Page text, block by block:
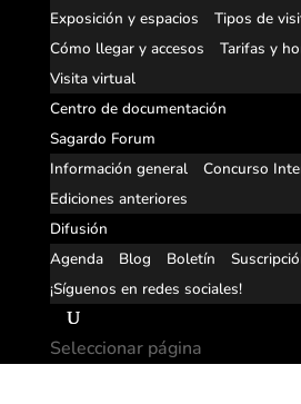
Exposición y espacios
Tipos de
Cómo llegar y accesos
Tarifas y
Visita virtual
Centro de documentación
Sagardo Forum
Información general
Concurso
Ediciones anteriores
Difusión
Agenda
Blog Boletín
¡Síguenos en redes sociales!
Seleccionar página